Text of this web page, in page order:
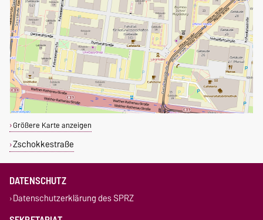
Größere Karte anzeigen
Zschokkestraße
DATENSCHUTZ
Datenschutzerklärung des SPRZ